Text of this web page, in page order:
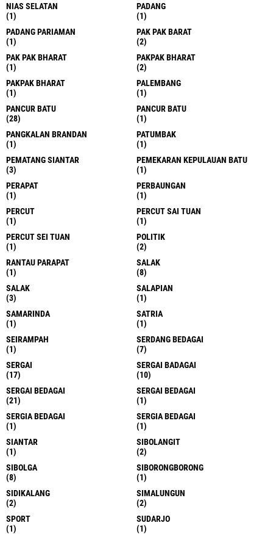
NIAS SELATAN
(1)
PADANG
(1)
PADANG PARIAMAN
(1)
PAK PAK BARAT
(2)
PAK PAK BHARAT
(1)
PAKPAK BHARAT
(2)
PAKPAK BHARAT
(1)
PALEMBANG
(1)
PANCUR BATU
(28)
PANCUR BATU
(1)
PANGKALAN BRANDAN
(1)
PATUMBAK
(1)
PEMATANG SIANTAR
(3)
PEMEKARAN KEPULAUAN BATU
(1)
PERAPAT
(1)
PERBAUNGAN
(1)
PERCUT
(1)
PERCUT SAI TUAN
(1)
PERCUT SEI TUAN
(1)
POLITIK
(2)
RANTAU PARAPAT
(1)
SALAK
(8)
SALAK
(3)
SALAPIAN
(1)
SAMARINDA
(1)
SATRIA
(1)
SEIRAMPAH
(1)
SERDANG BEDAGAI
(7)
SERGAI
(17)
SERGAI BADAGAI
(10)
SERGAI BEDAGAI
(21)
SERGAI BEDAGAI
(1)
SERGIA BEDAGAI
(1)
SERGIA BEDAGAI
(1)
SIANTAR
(1)
SIBOLANGIT
(2)
SIBOLGA
(8)
SIBORONGBORONG
(1)
SIDIKALANG
(2)
SIMALUNGUN
(2)
SPORT
(1)
SUDARJO
(1)